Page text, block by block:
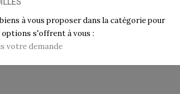
Historique
Nos Valeurs
à vous proposer dans la catégorie pour
s'offrent à vous :
votre demande